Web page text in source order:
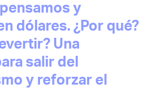
y
dólares. ¿Por qué?
Una
salir del
y reforzar el